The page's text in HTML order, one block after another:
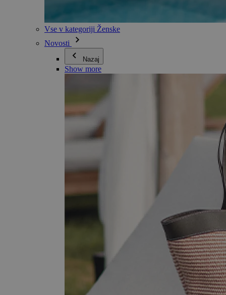
Vse v kategoriji Ženske
Novosti
Nazaj
Show more